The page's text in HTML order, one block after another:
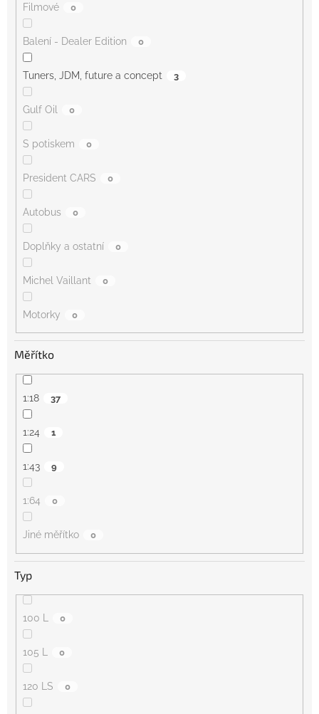
Filmové 0
Balení - Dealer Edition 0
Tuners, JDM, future a concept 3
Gulf Oil 0
S potiskem 0
President CARS 0
Autobus 0
Doplňky a ostatní 0
Michel Vaillant 0
Motorky 0
Měřítko
1:18 37
1:24 1
1:43 9
1:64 0
Jiné měřítko 0
Typ
100 L 0
105 L 0
120 LS 0